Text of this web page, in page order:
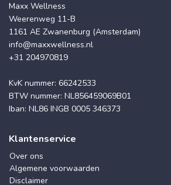
Maxx Wellness
Weerenweg 11-B
1161 AE Zwanenburg (Amsterdam)
info@maxxwellness.nl
+31 204970819
KvK nummer: 66242533
BTW nummer: NL856459069B01
Iban: NL86 INGB 0005 346373
Klantenservice
Over ons
Algemene voorwaarden
Disclaimer